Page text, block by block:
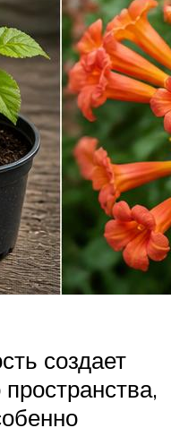
создает